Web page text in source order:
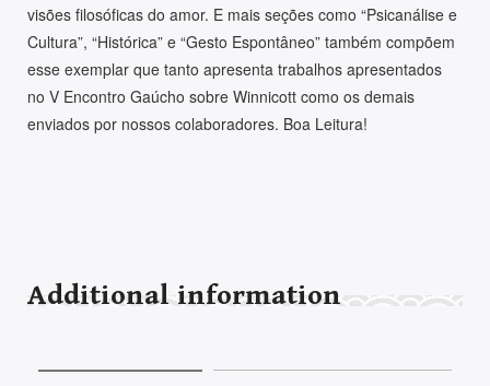
visões filosóficas do amor. E mais seções como “Psicanálise e
Cultura”, “Histórica” e “Gesto Espontâneo” também compõem
esse exemplar que tanto apresenta trabalhos apresentados
no V Encontro Gaúcho sobre Winnicott como os demais
enviados por nossos colaboradores. Boa Leitura!
Additional information